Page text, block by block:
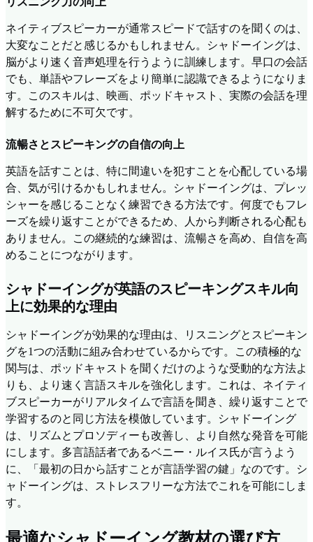
ネイティブスピーカーが通常スピードで話すのを聞くのは、
大変なことだと感じるかもしれません。シャドーイングは、
脳がより速く音声処理を行うように訓練します。早口の会話
でも、単語やフレーズをより簡単に認識できるようになりま
す。このスキルは、映画、ポッドキャスト、実際の会話を理
解するために不可欠です。
流暢さとスピーキングの自信の向上
英語を話すことは、特に間違いを犯すことを心配している場
合、気が引けるかもしれません。シャドーイングは、プレッ
シャーを感じることなく練習できる方法です。何度でもフレ
ーズを繰り返すことができるため、人から判断される心配も
ありません。この継続的な練習は、流暢さを高め、自信を高
めることにつながります。
シャドーイングが英語のスピーキングスキル向
上に効果的な理由
シャドーイングが効果的な理由は、リスニングとスピーキン
グを1つの活動に組み合わせているからです。この積極的な
関与は、ポッドキャストを聞くだけのような受動的な方法よ
りも、より速く言語スキルを強化します。これは、ネイティ
ブスピーカーがリアルタイムで言語を聞き、繰り返すことで
学習するのと同じ方法を模倣しています。シャドーイング
は、リズムとプロソディーも改善し、より自然な発音を可能
にします。多言語話者であるベニー・ルイス氏が言うよう
に、「最初の日から話すことが言語学習の鍵」なのです。シ
ャドーイングは、ストレスフリーな方法でこれを可能にしま
す。